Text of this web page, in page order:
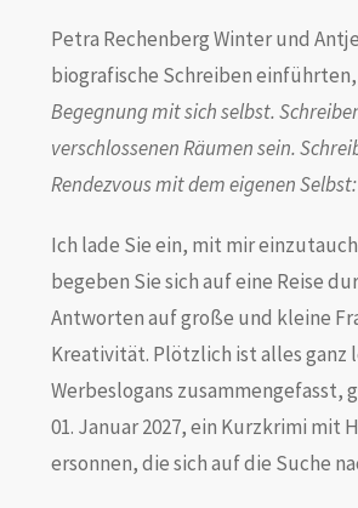
Petra Rechenberg Winter und
biografische Schreiben
Begegnung mit sich selbst.
verschlossenen Räumen sein.
Rendezvous mit dem eigenen
Ich lade Sie ein, mit mir
begeben Sie sich auf eine Reise
Antworten auf große und kleine
Kreativität. Plötzlich ist alles ganz
Werbeslogans
01. Januar 2027, ein Kurzkrimi mit
ersonnen, die sich auf die Suche